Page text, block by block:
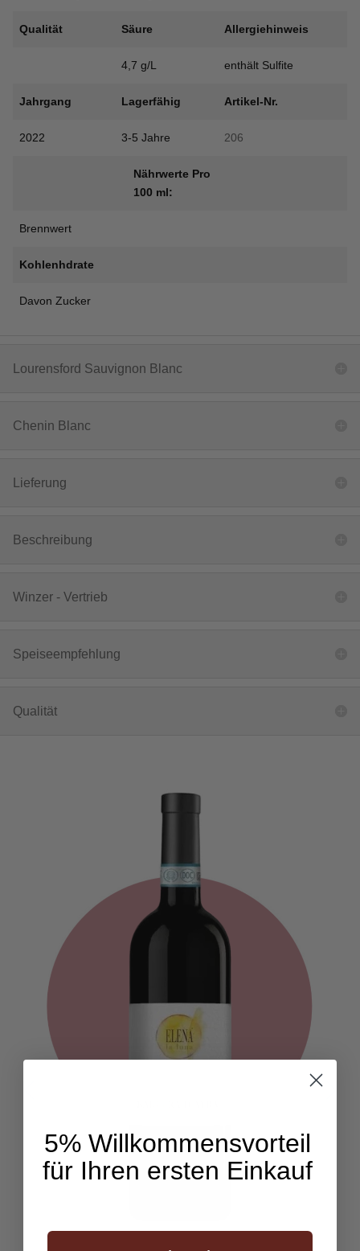
Qualität Säure Allergiehinweis
4,7 g/L enthält Sulfite
Jahrgang Lagerfähig Artikel-Nr.
2022 3-5 Jahre 206
Nährwerte Pro
100 ml:
Brennwert
Kohlenhdrate
Davon Zucker
Lourensford Sauvignon Blanc
Chenin Blanc
Lieferung
Beschreibung
Winzer - Vertrieb
Speiseempfehlung
Qualität
5% Willkommensvorteil
für Ihren ersten Einkauf